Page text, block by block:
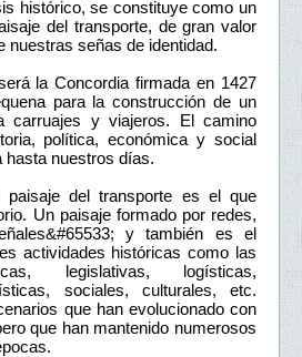
histórico, se constituye como un
del transporte, de gran valor
nuestras señas de identidad.
la Concordia firmada en 1427
para la construcción de un
carruajes y viajeros. El camino
política, económica y social
hasta nuestros días.
paisaje del transporte es el que
Un paisaje formado por redes,
y también es el
actividades históricas como las
legislativas, logísticas,
sociales, culturales, etc.
que han evolucionado con
que han mantenido numerosos